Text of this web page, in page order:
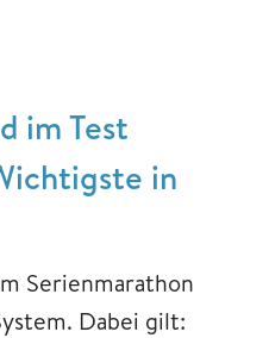
im Test
in
Serienmarathon
Dabei gilt: